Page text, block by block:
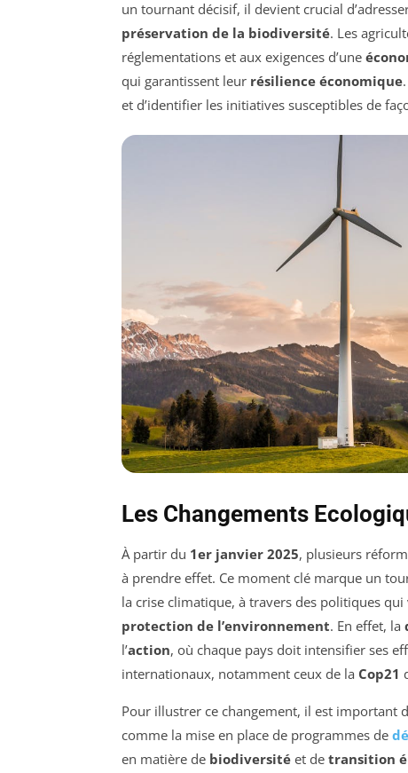
un tournant décisif, il devient crucial
préservation de la biodiversité. Les
réglementations et aux exigences d’une
qui garantissent leur résilience économique
et d’identifier les initiatives susceptibles de
Les Changements
À partir du 1er janvier 2025, plusieurs
à prendre effet. Ce moment clé marque un
la crise climatique, à travers des politiques qui
protection de l’environnement. En effet, la
l’action, où chaque pays doit intensifier ses
internationaux, notamment ceux de la Cop21
Pour illustrer ce changement, il est important
comme la mise en place de programmes de
en matière de biodiversité et de transition